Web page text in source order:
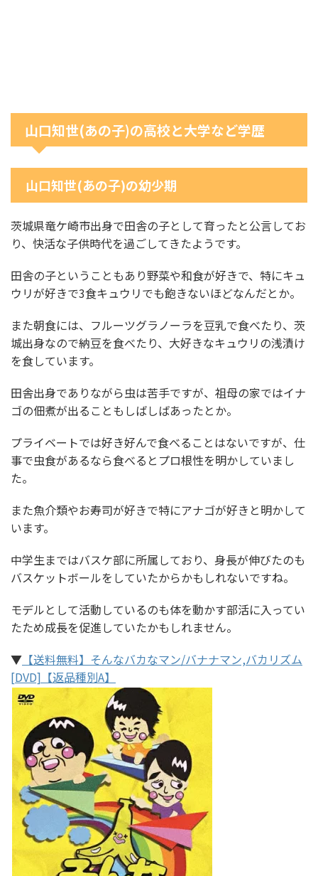
山口知世(あの子)の高校と大学など学歴
山口知世(あの子)の幼少期
茨城県竜ケ崎市出身で田舎の子として育ったと公言してお
り、快活な子供時代を過ごしてきたようです。
田舎の子ということもあり野菜や和食が好きで、特にキュ
ウリが好きで3食キュウリでも飽きないほどなんだとか。
また朝食には、フルーツグラノーラを豆乳で食べたり、茨
城出身なので納豆を食べたり、大好きなキュウリの浅漬け
を食しています。
田舎出身でありながら虫は苦手ですが、祖母の家ではイナ
ゴの佃煮が出ることもしばしばあったとか。
プライベートでは好き好んで食べることはないですが、仕
事で虫食があるなら食べるとプロ根性を明かしていまし
た。
また魚介類やお寿司が好きで特にアナゴが好きと明かして
います。
中学生まではバスケ部に所属しており、身長が伸びたのも
バスケットボールをしていたからかもしれないですね。
モデルとして活動しているのも体を動かす部活に入ってい
たため成長を促進していたかもしれません。
▼ 【送料無料】そんなバカなマン/バナナマン,バカリズム
[DVD]【返品種別A】